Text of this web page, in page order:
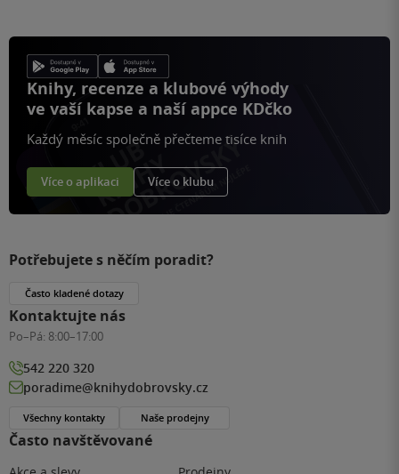
Knihy, recenze a klubové výhody
ve vaší kapse a naší appce KDčko
Každý měsíc společně přečteme tisíce knih
Více o aplikaci Více o klubu
Často navštěvované
Potřebujete s něčím poradit?
Často kladené dotazy
Kontaktujte nás
Po–Pá: 8:00–17:00
542 220 320
poradime@knihydobrovsky.cz
Všechny kontakty Naše prodejny